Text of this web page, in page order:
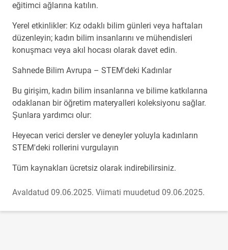
eğitimci ağlarına katılın.
Yerel etkinlikler: Kız odaklı bilim günleri veya haftaları
düzenleyin; kadın bilim insanlarını ve mühendisleri
konuşmacı veya akıl hocası olarak davet edin.
Sahnede Bilim Avrupa – STEM'deki Kadınlar
Bu girişim, kadın bilim insanlarına ve bilime katkılarına
odaklanan bir öğretim materyalleri koleksiyonu sağlar.
Şunlara yardımcı olur:
Heyecan verici dersler ve deneyler yoluyla kadınların
STEM'deki rollerini vurgulayın
Tüm kaynakları ücretsiz olarak indirebilirsiniz.
Avaldatud 09.06.2025. Viimati muudetud 09.06.2025.